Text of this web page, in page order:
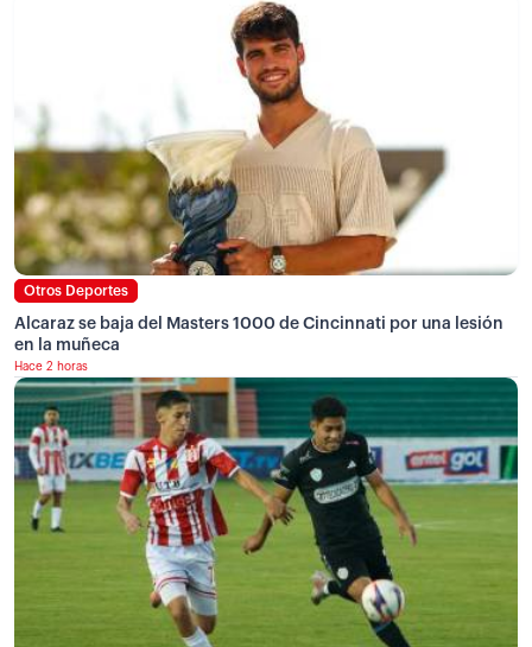
Otros Deportes
Alcaraz se baja del Masters 1000 de Cincinnati por una lesión
en la muñeca
Hace 2 horas